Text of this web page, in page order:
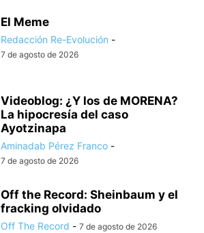
El Meme
Redacción Re-Evolución -
7 de agosto de 2026
Videoblog: ¿Y los de MORENA?
La hipocresía del caso
Ayotzinapa
Aminadab Pérez Franco -
7 de agosto de 2026
Off the Record: Sheinbaum y el
fracking olvidado
Off The Record - 7 de agosto de 2026